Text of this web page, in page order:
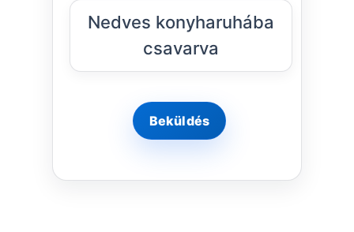
Nedves konyharuhába
csavarva